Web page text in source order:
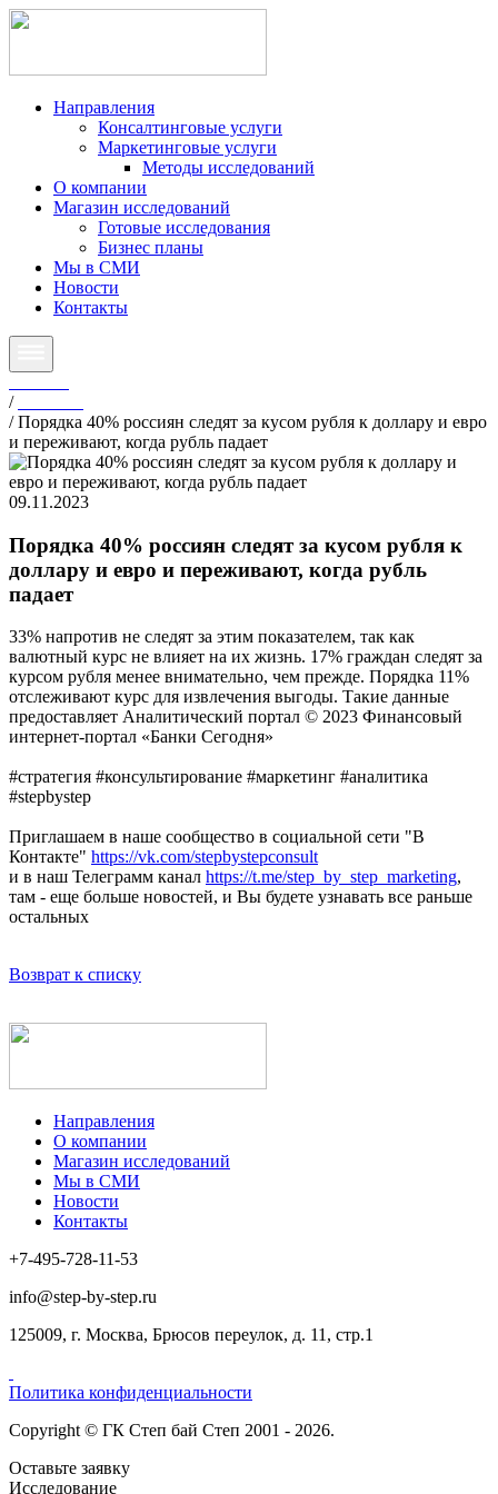
Направления
Консалтинговые услуги
Маркетинговые услуги
Методы исследований
О компании
Магазин исследований
Готовые исследования
Бизнес планы
Мы в СМИ
Новости
Контакты
/
/Порядка 40% россиян следят за кусом рубля к доллару и евро
и переживают, когда рубль падает
09.11.2023
Порядка 40% россиян следят за кусом рубля к
доллару и евро и переживают, когда рубль
падает
33% напротив не следят за этим показателем, так как
валютный курс не влияет на их жизнь. 17% граждан следят за
курсом рубля менее внимательно, чем прежде. Порядка 11%
отслеживают курс для извлечения выгоды. Такие данные
предоставляет Аналитический портал © 2023 Финансовый
интернет-портал «Банки Сегодня»
#стратегия #консультирование #маркетинг #аналитика
#stepbystep
Приглашаем в наше сообщество в социальной сети "В
Контакте" https://vk.com/stepbystepconsult
и в наш Телеграмм канал https://t.me/step_by_step_marketing,
там - еще больше новостей, и Вы будете узнавать все раньше
остальных
Возврат к списку
Направления
О компании
Магазин исследований
Мы в СМИ
Новости
Контакты
+7-495-728-11-53
info@step-by-step.ru
125009, г. Москва, Брюсов переулок, д. 11, стр.1
Политика конфиденциальности
Copyright © ГК Степ бай Степ 2001 - 2026.
Оставьте заявку
Исследование